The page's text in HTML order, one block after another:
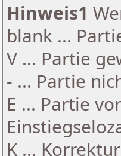
Hinweis1
blank ...
V ... Partie
- ... Partie
E ... Partie
K ...